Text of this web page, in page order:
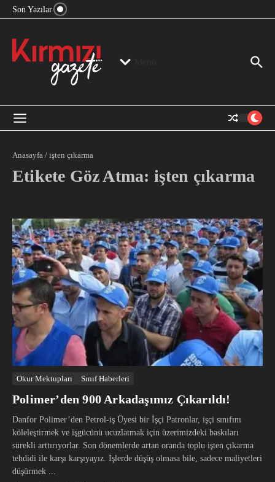
İçeriğe atla
Son Yazılar
“Mutlak Butlan” ve Bir Kez Daha Rejimin “Kendinden
Anasayfa / işten çıkarma
Etikete Göz Atma: işten çıkarma
Okur Mektupları Sınıf Haberleri
Polimer’den 900 Arkadaşımız Çıkarıldı!
Danfor Polimer’den Petrol-iş Üyesi bir İşçi Patronlar, işçi sınıfını
köleleştirmek ve işgücünü ucuzlatmak için üzerimizdeki baskıları
sürekli arttırıyorlar. Son dönemlerde artan oranda toplu işten çıkarma
tehdidi ile karşı karşıyayız. İşlerde düşüş olmasa bile, sadece maliyetleri
düşürmek ...